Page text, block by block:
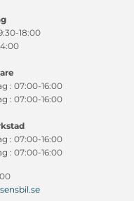
18:00
: 07:00-16:00
: 07:00-16:00
: 07:00-16:00
: 07:00-16:00